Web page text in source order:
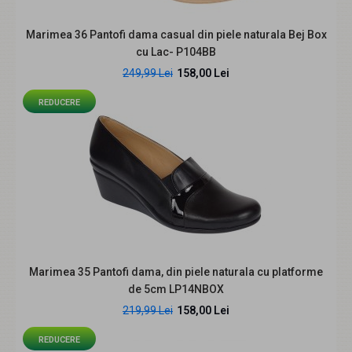
Marimea 38 Pantofi dama casual din piele naturala cu
varf lacuit - LP10LNBOX
229,99 Lei 158,99 Lei
naturala de cea mai buna calitate. Masuri..
REDUCERE
Marimea 36 Pantofi dama casual din piele naturala Bej Box
cu Lac- P104BB
249,99 Lei 158,00 Lei
REDUCERE
Marimea 35 Pantofi dama, din piele naturala cu platforme
de 5cm LP14NBOX
219,99 Lei 158,00 Lei
REDUCERE